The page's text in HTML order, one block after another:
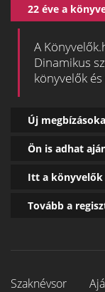
22 éve a
A
Dinamikus
könyvelők
Új
Ön is adhat
Itt a könyvelők
Tovább a
Szaknévsor